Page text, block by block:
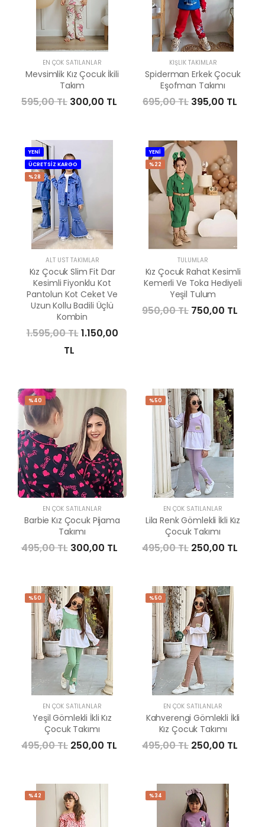
EN ÇOK SATILANLAR
Mevsimlik Kız Çocuk İkili
Takım
595,00 TL 300,00 TL
KIŞLIK TAKIMLAR
Spiderman Erkek Çocuk
Eşofman Takımı
695,00 TL 395,00 TL
YENİ
ÜCRETSİZ KARGO
%28
ALT ÜST TAKIMLAR
Kız Çocuk Slim Fit Dar
Kesimli Fiyonklu Kot
Pantolun Kot Ceket Ve
Uzun Kollu Badili Üçlü
Kombin
1.595,00 TL1.150,00
TL
YENİ
%22
TULUMLAR
Kız Çocuk Rahat Kesimli
Kemerli Ve Toka Hediyeli
Yeşil Tulum
950,00 TL 750,00 TL
%40
EN ÇOK SATILANLAR
Barbie Kız Çocuk Pijama
Takımı
495,00 TL 300,00 TL
%50
EN ÇOK SATILANLAR
Lila Renk Gömlekli İkli Kız
Çocuk Takımı
495,00 TL 250,00 TL
%50
EN ÇOK SATILANLAR
Yeşil Gömlekli İkli Kız
Çocuk Takımı
495,00 TL 250,00 TL
%50
EN ÇOK SATILANLAR
Kahverengi Gömlekli İkli
Kız Çocuk Takımı
495,00 TL 250,00 TL
%42 %34